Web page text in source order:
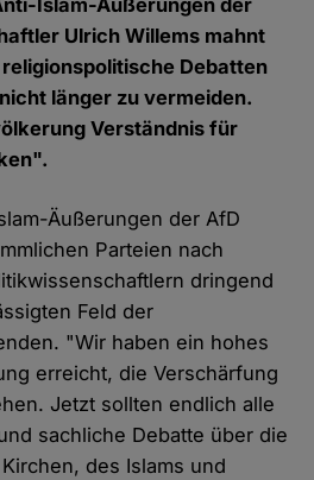
Islam-Äußerungen der
Ulrich Willems mahnt
Debatten
länger zu vermeiden.
Verständnis für
Äußerungen der AfD
Parteien nach
dringend
Feld der
"Wir haben ein hohes
erreicht, die Verschärfung
Jetzt sollten endlich alle
sachliche Debatte über die
des Islams und